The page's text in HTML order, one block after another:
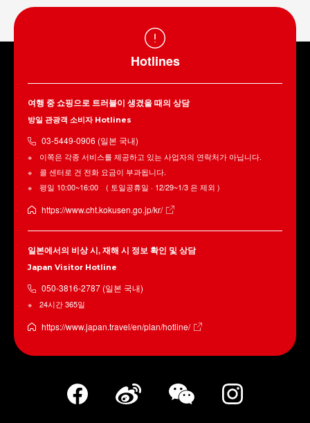
Hotlines
여행 중 쇼핑으로 트러블이 생겼을 때의 상담
방일 관광객 소비자 Hotlines
03-5449-0906 (일본 국내)
이쪽은 각종 서비스를 제공하고 있는 사업자의 연락처가 아닙니다.
콜 센터로 건 전화 요금이 부과됩니다.
평일 10:00~16:00 ( 토일공휴일 · 12/29~1/3 은 제외 )
https://www.cht.kokusen.go.jp/kr/
일본에서의 비상 시, 재해 시 정보 확인 및 상담
Japan Visitor Hotline
050-3816-2787 (일본 국내)
24시간 365일
https://www.japan.travel/en/plan/hotline/